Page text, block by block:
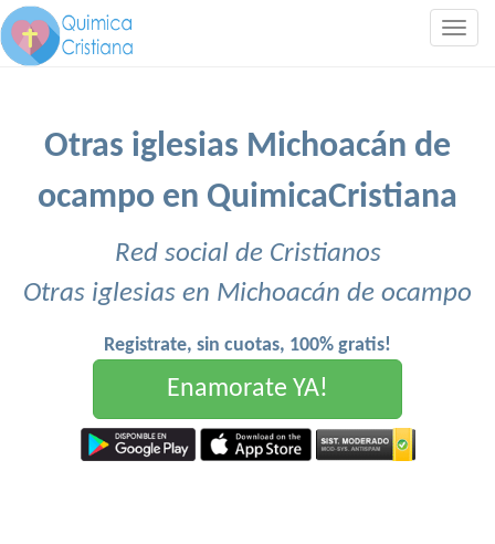
Otras iglesias Michoacán de
ocampo en QuimicaCristiana
Red social de Cristianos
Otras iglesias en Michoacán de ocampo
Registrate, sin cuotas, 100% gratis!
Enamorate YA!